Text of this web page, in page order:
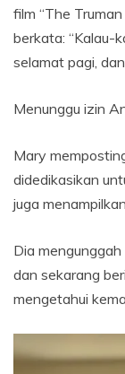
film “The
berkata: “Kalau-
selamat pagi,
Menunggu izin
Mary
didedikasikan
juga
Dia
dan sekarang
mengetahui